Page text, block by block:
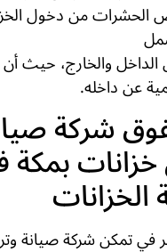
الحشرات من دخول
الداخل والخارج، حيث
عن داخله.
شركة
في تمكن شركة صيانة